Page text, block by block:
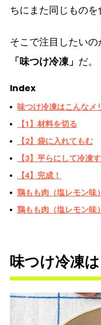
ちにまた同じものを
そこで注目したい
「味つけ冷凍」 だ。
Index
味つけ冷凍はこんなメ
【1】材料を切る
【2】袋に入れてもむ
【3】平らにして冷凍
【4】完成！
鶏もも肉（塩レモン味
鶏もも肉（塩レモン
味つけ冷凍